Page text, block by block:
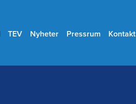
TEV Nyheter Pressrum Kontakt